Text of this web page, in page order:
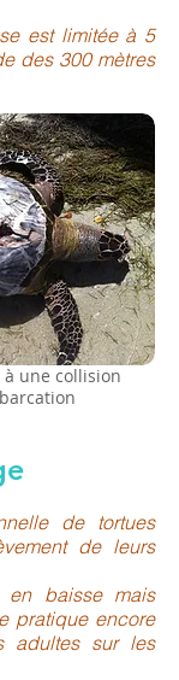
est limitée à 5
des 300 mètres
une collision
de tortues
de leurs
en baisse mais
pratique encore
sur les